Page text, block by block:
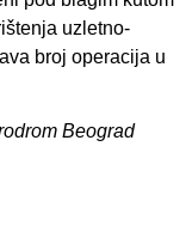
uzletno-
broj operacija u
Beograd